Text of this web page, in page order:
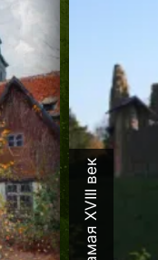
Каламая XVIII век